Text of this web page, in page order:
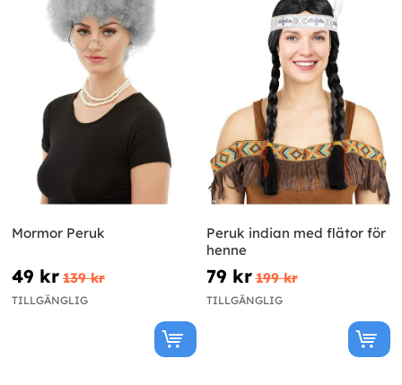
Mormor Peruk
49 kr 139 kr
TILLGÄNGLIG
Peruk indian med flätor för
henne
79 kr 199 kr
TILLGÄNGLIG